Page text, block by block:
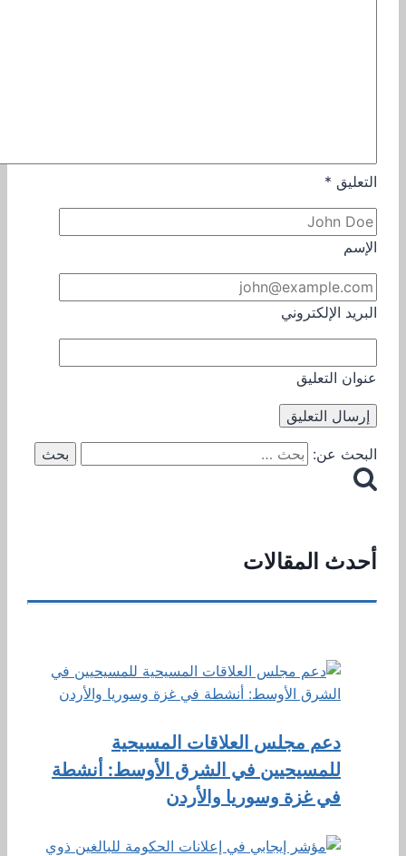
التعليق *
الإسم
البريد الإلكتروني
عنوان التعليق
البحث عن:
أحدث المقالات
دعم مجلس العلاقات المسيحية
للمسيحيين في الشرق الأوسط: أنشطة
في غزة وسوريا والأردن